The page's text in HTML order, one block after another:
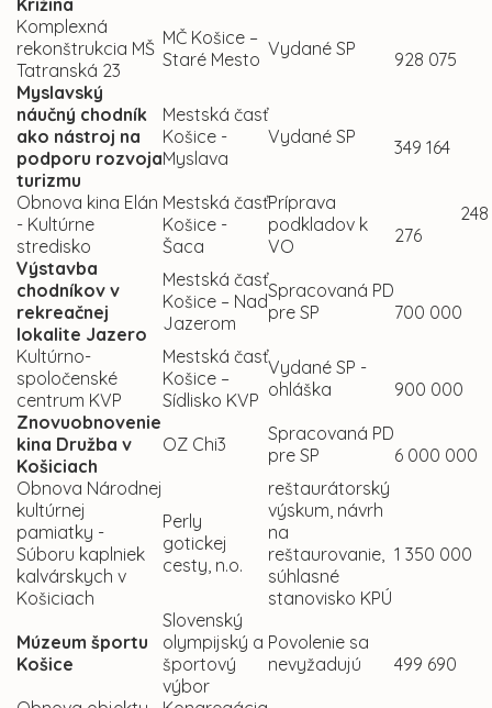
Križina
Komplexná
rekonštrukcia MŠ
Tatranská 23
MČ Košice –
Staré Mesto Vydané SP
928 075
Myslavský
náučný chodník
ako nástroj na
podporu rozvoja
turizmu
Mestská časť
Košice -
Myslava
Vydané SP 349 164
Obnova kina Elán
- Kultúrne
stredisko
Mestská časť
Košice -
Šaca
Príprava
podkladov k
VO
248
276
Výstavba
chodníkov v
rekreačnej
lokalite Jazero
Mestská časť
Košice – Nad
Jazerom
Spracovaná PD
pre SP
700 000
Kultúrno-
spoločenské
centrum KVP
Mestská časť
Košice –
Sídlisko KVP
Vydané SP -
ohláška
900 000
Znovuobnovenie
kina Družba v
Košiciach
OZ Chi3
Spracovaná PD
pre SP
6 000 000
Obnova Národnej
kultúrnej
pamiatky -
Súboru kaplniek
kalvárskych v
Košiciach
Perly
gotickej
cesty, n.o.
reštaurátorský
výskum, návrh
na
reštaurovanie,
súhlasné
stanovisko KPÚ
1 350 000
Múzeum športu
Košice
Slovenský
olympijský a
športový
výbor
Povolenie sa
nevyžadujú
499 690